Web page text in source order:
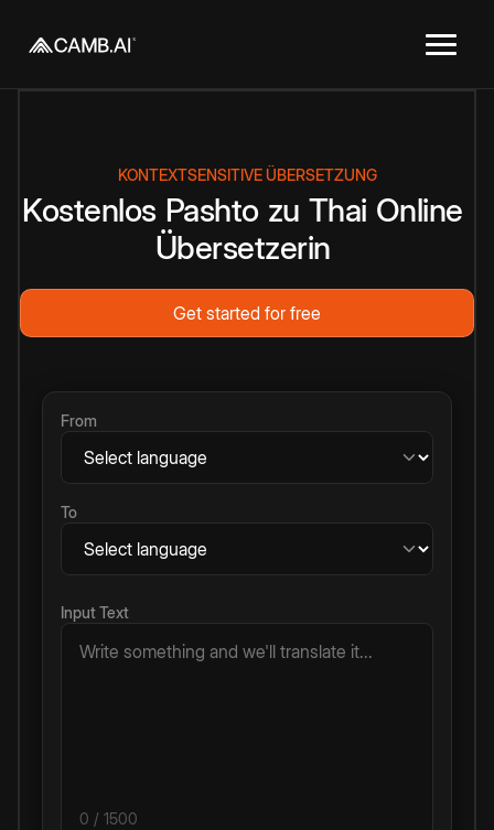
KONTEXTSENSITIVE ÜBERSETZUNG
Kostenlos Pashto zu Thai Online
Übersetzerin
Get started for free
From
To
Input Text
0 / 1500